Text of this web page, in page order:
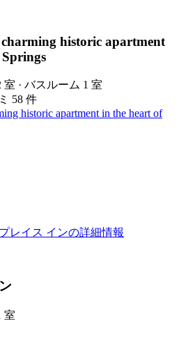
historic apartment
· バスルーム 1 室
58 件
historic apartment in the heart of
レイス インの詳細情報
室